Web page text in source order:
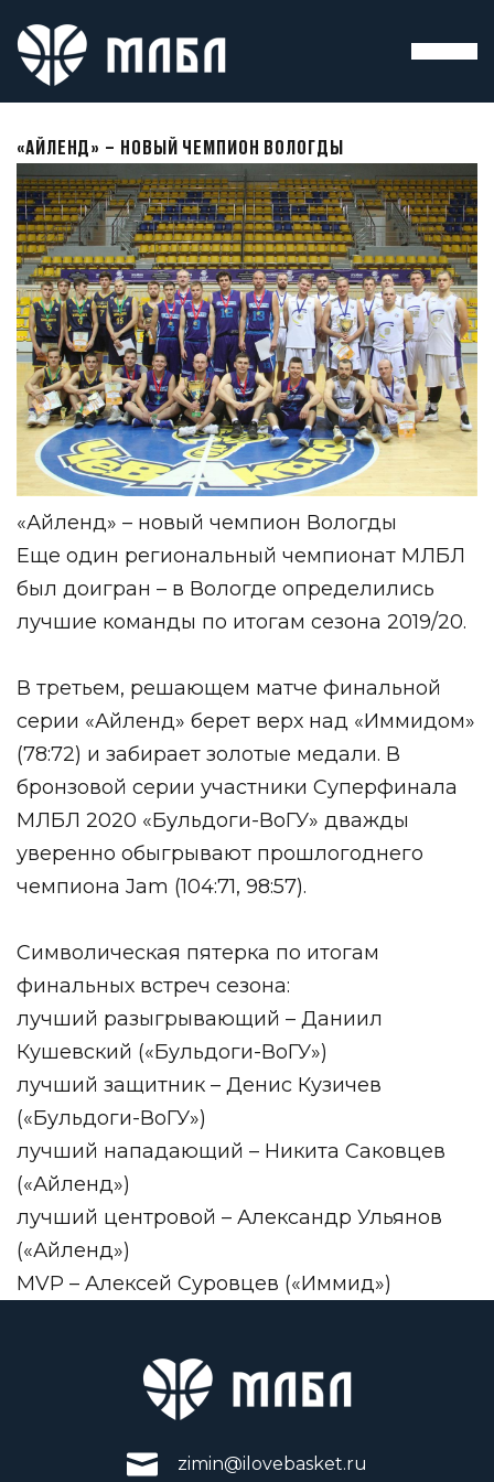
«АЙЛЕНД» – НОВЫЙ ЧЕМПИОН ВОЛОГДЫ
«Айленд» – новый чемпион Вологды
Еще один региональный чемпионат МЛБЛ
был доигран – в Вологде определились
лучшие команды по итогам сезона 2019/20.
В третьем, решающем матче финальной
серии «Айленд» берет верх над «Иммидом»
(78:72) и забирает золотые медали. В
бронзовой серии участники Суперфинала
МЛБЛ 2020 «Бульдоги-ВоГУ» дважды
уверенно обыгрывают прошлогоднего
чемпиона Jam (104:71, 98:57).
Символическая пятерка по итогам
финальных встреч сезона:
лучший разыгрывающий – Даниил
Кушевский («Бульдоги-ВоГУ»)
лучший защитник – Денис Кузичев
(«Бульдоги-ВоГУ»)
лучший нападающий – Никита Саковцев
(«Айленд»)
лучший центровой – Александр Ульянов
(«Айленд»)
MVP – Алексей Суровцев («Иммид»)
zimin@ilovebasket.ru